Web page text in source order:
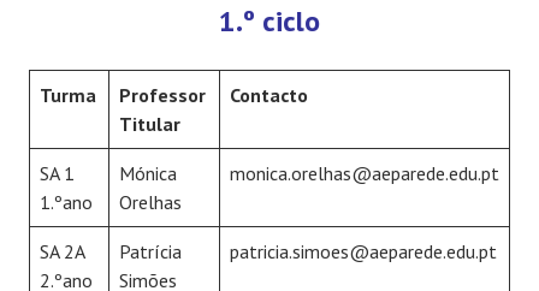
1.º ciclo
Turma
Professor
Titular
Contacto
SA 1
1.ºano
Mónica
Orelhas
monica.orelhas@aeparede.edu.pt
SA 2A
2.ºano
Patrícia
Simões
patricia.simoes@aeparede.edu.pt